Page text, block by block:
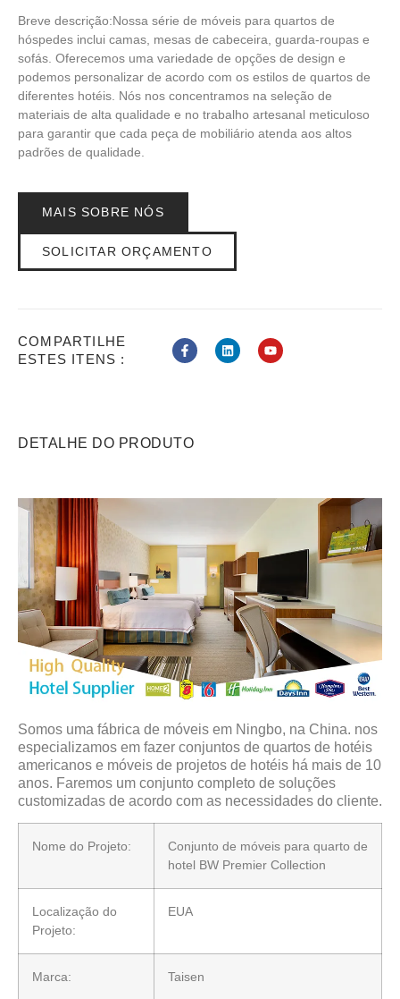
Breve descrição:Nossa série de móveis para quartos de
hóspedes inclui camas, mesas de cabeceira, guarda-roupas e
sofás. Oferecemos uma variedade de opções de design e
podemos personalizar de acordo com os estilos de quartos de
diferentes hotéis. Nós nos concentramos na seleção de
materiais de alta qualidade e no trabalho artesanal meticuloso
para garantir que cada peça de mobiliário atenda aos altos
padrões de qualidade.
MAIS SOBRE NÓS
SOLICITAR ORÇAMENTO
COMPARTILHE
ESTES ITENS :
DETALHE DO PRODUTO
Somos uma fábrica de móveis em Ningbo, na China. nos
especializamos em fazer conjuntos de quartos de hotéis
americanos e móveis de projetos de hotéis há mais de 10
anos. Faremos um conjunto completo de soluções
customizadas de acordo com as necessidades do cliente.
Nome do Projeto:
Conjunto de móveis para quarto de
hotel BW Premier Collection
Localização do
Projeto:
EUA
Marca: Taisen